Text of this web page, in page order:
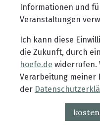
Informationen und
Veranstaltungen
Ich kann diese
die Zukunft, durch
hoefe.de widerrufen.
Verarbeitung meiner
der